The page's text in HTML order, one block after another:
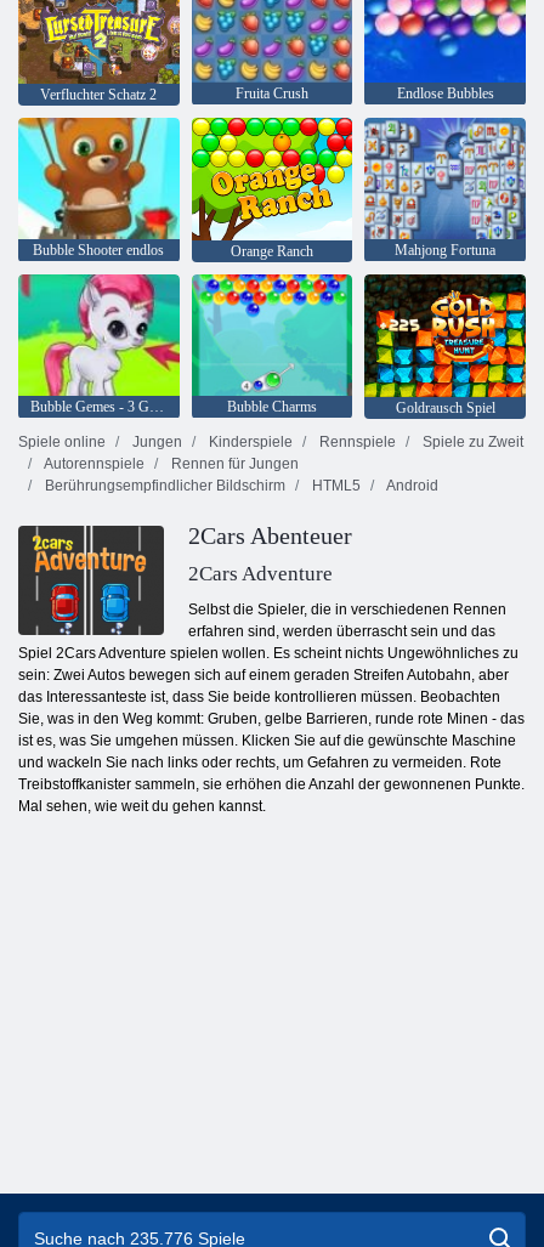
Verfluchter Schatz 2 Fruita Crush Endlose Bubbles
Bubble Shooter endlos Orange Ranch Mahjong Fortuna
Bubble Charms
Goldrausch Spiel
Spiele online
Jungen Kinderspiele Rennspiele
Spiele zu Zweit
Autorennspiele
Rennen für Jungen
Berührungsempfindlicher Bildschirm
HTML5 Android
2Cars Abenteuer
2Cars Adventure
Selbst die Spieler, die in verschiedenen Rennen
erfahren sind, werden überrascht sein und das
Spiel 2Cars Adventure spielen wollen. Es scheint nichts Ungewöhnliches zu
sein: Zwei Autos bewegen sich auf einem geraden Streifen Autobahn, aber
das Interessanteste ist, dass Sie beide kontrollieren müssen. Beobachten
Sie, was in den Weg kommt: Gruben, gelbe Barrieren, runde rote Minen - das
ist es, was Sie umgehen müssen. Klicken Sie auf die gewünschte Maschine
und wackeln Sie nach links oder rechts, um Gefahren zu vermeiden. Rote
Treibstoffkanister sammeln, sie erhöhen die Anzahl der gewonnenen Punkte.
Mal sehen, wie weit du gehen kannst.